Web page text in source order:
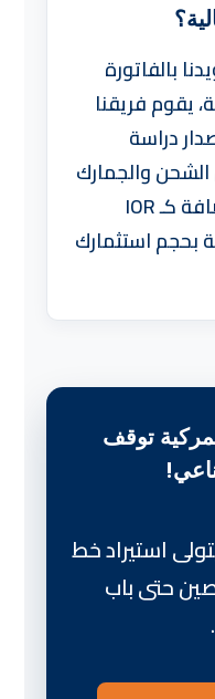
بالفاتورة
يقوم فريقنا
دراسة
والجمارك
وضرائب القيمة المضافة كـ IOR
بحجم استثمارك
توقف
استيراد خط
حتى باب